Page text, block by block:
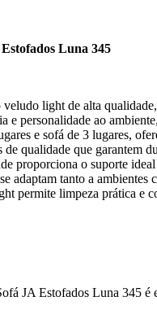
Luna 345
light de alta
e personalidade ao
e sofá de 3 lugares,
qualidade que garantem
proporciona o suporte
adaptam tanto a ambientes
permite limpeza prática e
JA Estofados Luna 345 é